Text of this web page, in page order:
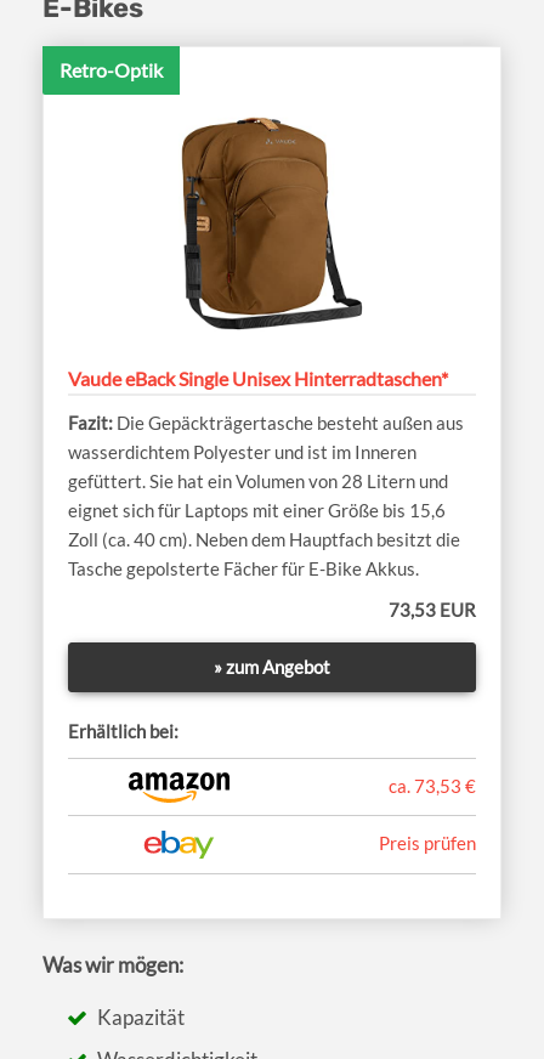
E-Bikes
Retro-Optik
Vaude eBack Single Unisex Hinterradtaschen*
Die Gepäckträgertasche besteht außen aus
wasserdichtem Polyester und ist im Inneren
gefüttert. Sie hat ein Volumen von 28 Litern und
eignet sich für Laptops mit einer Größe bis 15,6
Zoll (ca. 40 cm). Neben dem Hauptfach besitzt die
Tasche gepolsterte Fächer für E-Bike Akkus.
73,53 EUR
» zum Angebot
Erhältlich bei:
ca. 73,53 €
Preis prüfen
Was wir mögen:
Kapazität